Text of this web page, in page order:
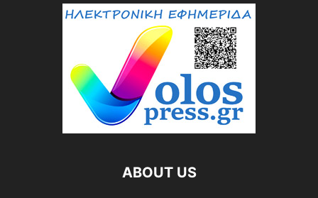
ABOUT US